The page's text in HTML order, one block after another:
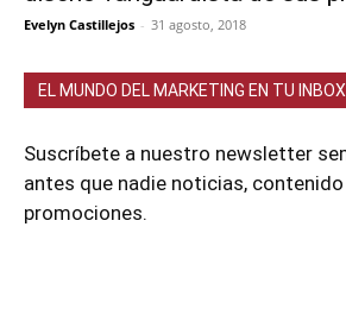
Evelyn Castillejos - 31 agosto, 2018
EL MUNDO DEL MARKETING EN TU INBOX
Suscríbete a nuestro newsletter
antes que nadie noticias,
promociones.